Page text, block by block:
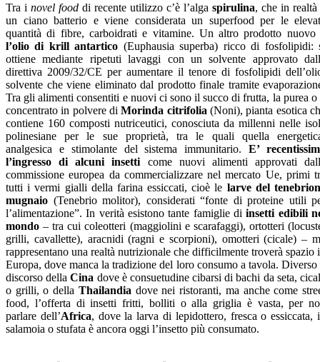
Tra i novel food di recente utilizzo c’è l’alga spirulina, che in realtà
un ciano batterio e viene considerata un superfood per le
quantità di fibre, carboidrati e vitamine. Un altro prodotto nuovo
l’olio di krill antartico (Euphausia superba) ricco di fosfolipidi:
ottiene mediante ripetuti lavaggi con un solvente approvato
direttiva 2009/32/CE per aumentare il tenore di fosfolipidi
solvente che viene eliminato dal prodotto finale tramite
Tra gli alimenti consentiti e nuovi ci sono il succo di frutta, la purea
concentrato in polvere diMorinda citrifolia (Noni), pianta esotica
contiene 160 composti nutriceutici, conosciuta da millenni nelle
polinesiane per le sue proprietà, tra le quali quella
analgesica e stimolante del sistema immunitario.E’
l’ingresso di alcuni insetti come nuovi alimenti approvati
commissione europea da commercializzare nel mercato Ue, primi
tutti i vermi gialli della farina essiccati, cioè le larve del
mugnaio (Tenebrio molitor), considerati “fonte di proteine utili
l’alimentazione”. In verità esistono tante famiglie diinsetti edibili
mondo – tra cui coleotteri (maggiolini e scarafaggi), ortotteri
grilli, cavallette), aracnidi (ragni e scorpioni), omotteri (cicale) –
rappresentano una realtà nutrizionale che difficilmente troverà spazio
Europa, dove manca la tradizione del loro consumo a tavola.
discorso dellaCina dove è consuetudine cibarsi di bachi da seta,
o grilli, o della Thailandia dove nei ristoranti, ma anche come
food, l’offerta di insetti fritti, bolliti o alla griglia è vasta, per
parlare dell’Africa, dove la larva di lepidottero, fresca o essiccata,
salamoia o stufata è ancora oggi l’insetto più consumato.